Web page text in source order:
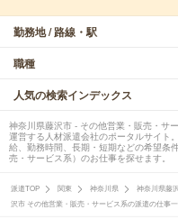
勤務地 / 路線・駅
職種
人気の検索インデックス
神奈川県藤沢市 - その他営業・販売・サ
運営する人材派遣会社のポータルサイト
給、勤務時間、長期・短期などの希望条
売・サービス系）のお仕事を探せます。
派遣TOP 関東 神奈川県 神奈川県藤
沢市 その他営業・販売・サービス系の派遣の仕事